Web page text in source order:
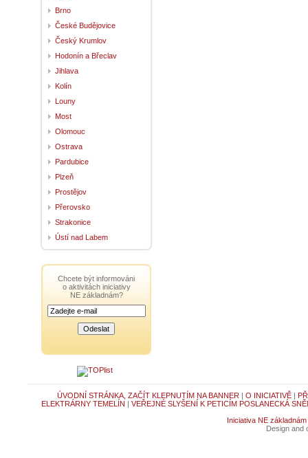
Brno
České Budějovice
Český Krumlov
Hodonín a Břeclav
Jihlava
Kolín
Louny
Most
Olomouc
Ostrava
Pardubice
Plzeň
Prostějov
Přerovsko
Strakonice
Ústí nad Labem
Chcete být informováni
o aktivitách iniciativy
NE základnám?
ÚVODNÍ STRÁNKA, ZAČÍT KLEPNUTÍM NA BANNER | O INICIATIVĚ|
ELEKTRÁRNY TEMELÍN | VEŘEJNÉ SLYŠENÍ K PETICÍM POSLANECKÁ
Iniciativa NE základnám
Design and